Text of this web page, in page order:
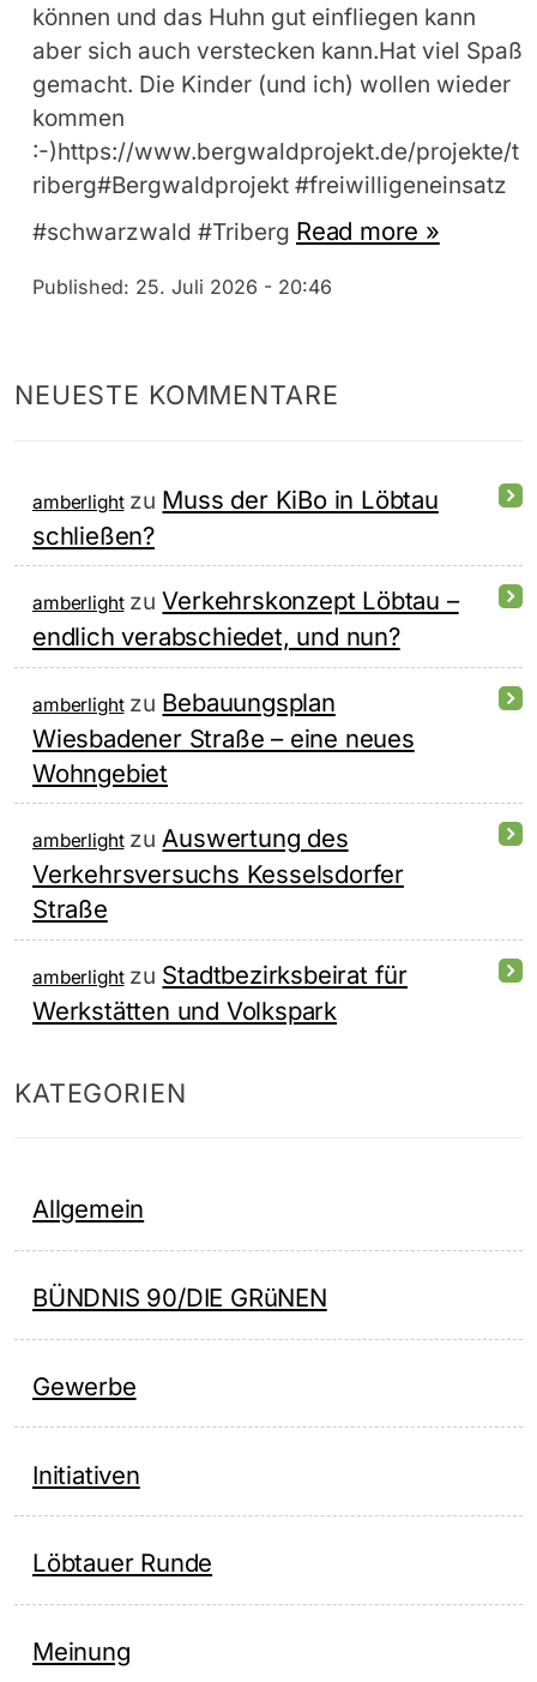
können und das Huhn gut einfliegen kann
aber sich auch verstecken kann.Hat viel Spaß
gemacht. Die Kinder (und ich) wollen wieder
kommen
:-)https://www.bergwaldprojekt.de/projekte/t
riberg#Bergwaldprojekt #freiwilligeneinsatz
#schwarzwald #Triberg Read more »
Published: 25. Juli 2026 - 20:46
NEUESTE KOMMENTARE
amberlightzu Muss der KiBo in Löbtau
schließen?
amberlightzuVerkehrskonzept Löbtau –
endlich verabschiedet, und nun?
amberlightzu Bebauungsplan
Wiesbadener Straße – eine neues
Wohngebiet
amberlightzuAuswertung des
Verkehrsversuchs Kesselsdorfer
Straße
amberlightzu Stadtbezirksbeirat für
Werkstätten und Volkspark
KATEGORIEN
Allgemein
BÜNDNIS 90/DIE GRüNEN
Gewerbe
Initiativen
Löbtauer Runde
Meinung